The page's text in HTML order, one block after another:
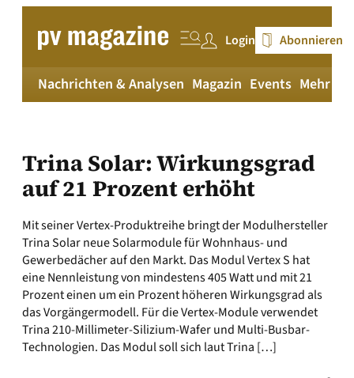
springen
Login Abonnieren
Nachrichten & Analysen Magazin Events Mehr
Trina Solar: Wirkungsgrad
auf 21 Prozent erhöht
Mit seiner Vertex-Produktreihe bringt der Modulhersteller
Trina Solar neue Solarmodule für Wohnhaus- und
Gewerbedächer auf den Markt. Das Modul Vertex S hat
eine Nennleistung von mindestens 405 Watt und mit 21
Prozent einen um ein Prozent höheren Wirkungsgrad als
das Vorgängermodell. Für die Vertex-Module verwendet
Trina 210-Millimeter-Silizium-Wafer und Multi-Busbar-
Technologien. Das Modul soll sich laut Trina […]